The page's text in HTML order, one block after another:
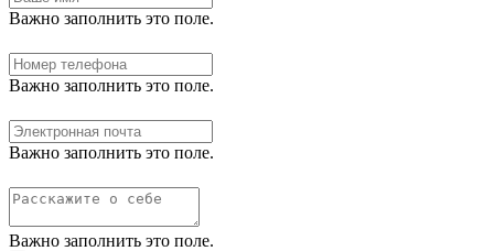
Важно заполнить это поле.
Важно заполнить это поле.
Важно заполнить это поле.
Важно заполнить это поле.